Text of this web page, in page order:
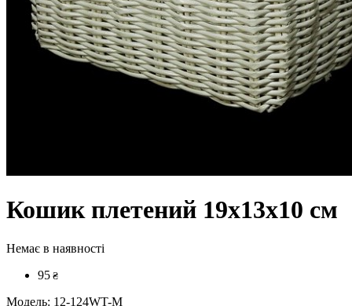
Кошик плетений 19x13x10 см
Немає в наявності
95 ₴
Модель: 12-124WT-M